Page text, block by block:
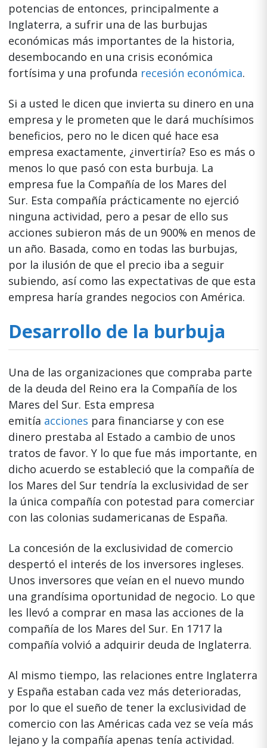
potencias de entonces, principalmente a
Inglaterra, a sufrir una de las burbujas
económicas más importantes de la historia,
desembocando en una crisis económica
fortísima y una profunda recesión económica.
Si a usted le dicen que invierta su dinero en una
empresa y le prometen que le dará muchísimos
beneficios, pero no le dicen qué hace esa
empresa exactamente, ¿invertiría? Eso es más o
menos lo que pasó con esta burbuja. La
empresa fue la Compañía de los Mares del
Sur. Esta compañía prácticamente no ejerció
ninguna actividad, pero a pesar de ello sus
acciones subieron más de un 900% en menos de
un año. Basada, como en todas las burbujas,
por la ilusión de que el precio iba a seguir
subiendo, así como las expectativas de que esta
empresa haría grandes negocios con América.
Desarrollo de la burbuja
Una de las organizaciones que compraba parte
de la deuda del Reino era la Compañía de los
Mares del Sur. Esta empresa
emitía acciones para financiarse y con ese
dinero prestaba al Estado a cambio de unos
tratos de favor. Y lo que fue más importante, en
dicho acuerdo se estableció que la compañía de
los Mares del Sur tendría la exclusividad de ser
la única compañía con potestad para comerciar
con las colonias sudamericanas de España.
La concesión de la exclusividad de comercio
despertó el interés de los inversores ingleses.
Unos inversores que veían en el nuevo mundo
una grandísima oportunidad de negocio. Lo que
les llevó a comprar en masa las acciones de la
compañía de los Mares del Sur. En 1717 la
compañía volvió a adquirir deuda de Inglaterra.
Al mismo tiempo, las relaciones entre Inglaterra
y España estaban cada vez más deterioradas,
por lo que el sueño de tener la exclusividad de
comercio con las Américas cada vez se veía más
lejano y la compañía apenas tenía actividad.